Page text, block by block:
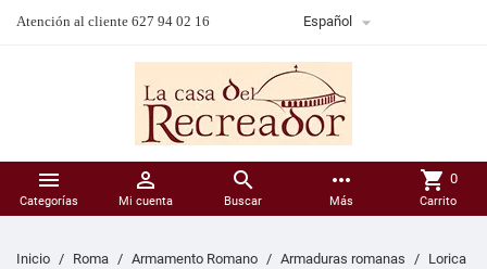
Atención al cliente 627 94 02 16 Español 

Categorías

Mi cuenta

Buscar
more_horiz
Más
shopping_cart 0
Carrito
Inicio Roma Armamento Romano Armaduras romanas
Lorica